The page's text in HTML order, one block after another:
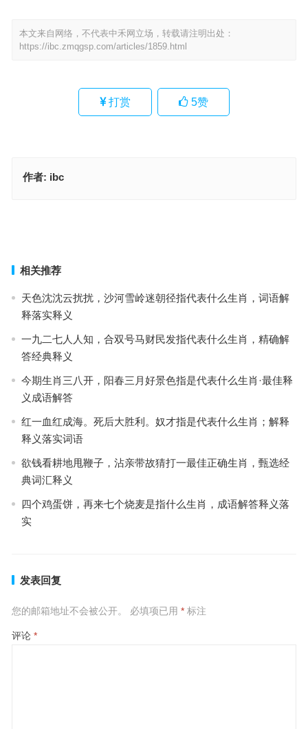
本文来自网络，不代表中禾网立场，转载请注明出处：
https://ibc.zmqgsp.com/articles/1859.html
打赏 5赞
作者: ibc
相关推荐
天色沈沈云扰扰，沙河雪岭迷朝径指代表什么生肖，词语解
释落实释义
一九二七人人知，合双号马财民发指代表什么生肖，精确解
答经典释义
今期生肖三八开，阳春三月好景色指是代表什么生肖·最佳释
义成语解答
红一血红成海。死后大胜利。奴才指是代表什么生肖；解释
释义落实词语
欲钱看耕地甩鞭子，沾亲带故猜打一最佳正确生肖，甄选经
典词汇释义
四个鸡蛋饼，再来七个烧麦是指什么生肖，成语解答释义落
实
发表回复
您的邮箱地址不会被公开。 必填项已用 *标注
评论 *